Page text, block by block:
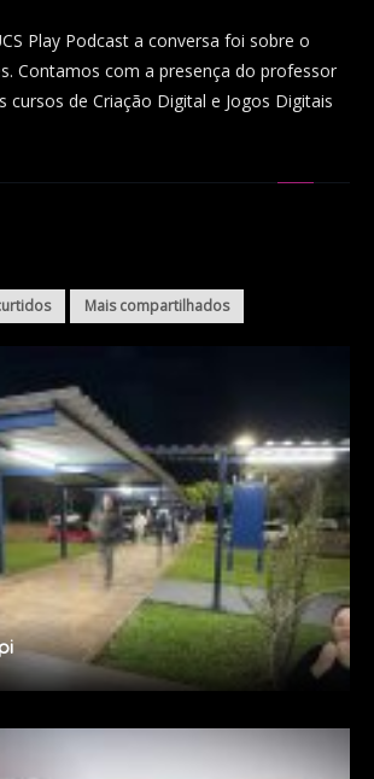
Play Podcast a conversa foi sobre o
Contamos com a presença do professor
cursos de Criação Digital e Jogos Digitais
Mais compartilhados